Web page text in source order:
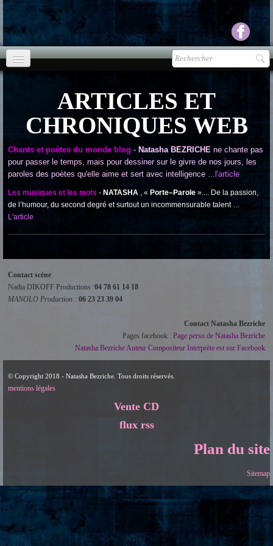
Presse▼
Ecouter Voir ▼
vente CD
Photos
Contact & liens
ARTICLES ET
CHRONIQUES WEB
Chants et poètes du monde blog - Natasha BEZRICHE ne chante pas
pour passer le temps, mais pour dessiner sur le givre de nos jours, les
paroles des poètes qu'elle aime et sert avec intelligence ... l'article
Les musiques et les mots - NATASHA , « Porte–Parole ».... De la passion,
de l’humour, du second degré et surtout un incommensurable talent …
L'article
Contact scène
Nadia DIKOFF Productions :04 78 61 14 18
MANOLO Production : 06 23 23 39 04
Contact Natasha Bezriche
Pages facebook : Page perso de Natasha Bezriche
Natasha Bezriche Auteur Compositeur Interprète est sur Facebook
© Copyright 2018 - Natasha Bezriche. Tous droits réservés.
mentions légales
Vente CD
flux rss
Plan du site
Sitemap